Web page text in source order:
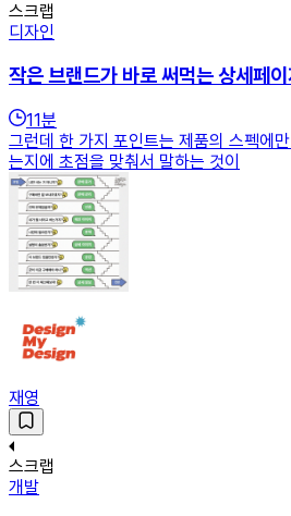
스크랩
디자인
작은 브랜드가 바로 써먹는 상세페
11분
그런데 한 가지 포인트는 제품의 스펙에
는지에 초점을 맞춰서 말하는 것이
재영
스크랩
개발